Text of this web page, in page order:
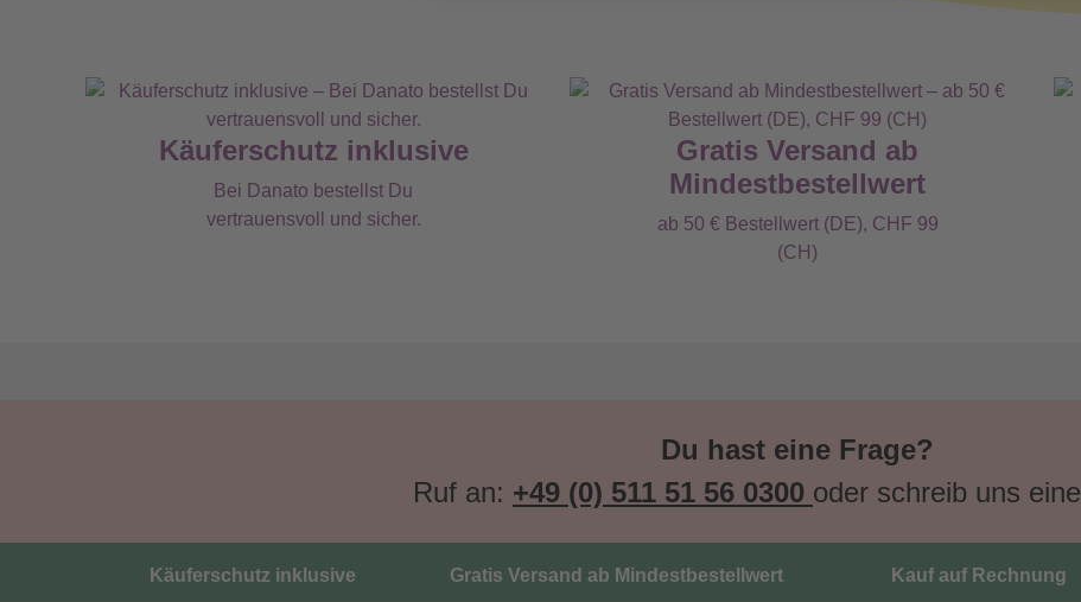
Käuferschutz inklusive
Bei Danato bestellst Du
vertrauensvoll und sicher.
Gratis Versand ab
Mindestbestellwert
ab 50 € Bestellwert (DE), CHF 99
(CH)
Du hast eine Frage?
Ruf an: +49 (0) 511 51 56 0300 oder schreib uns eine
Käuferschutz inklusive Gratis Versand ab Mindestbestellwert Kauf auf Rechnung